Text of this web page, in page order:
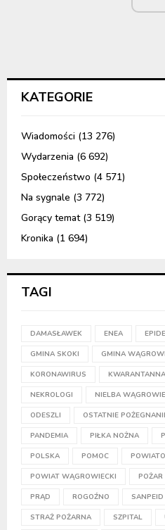
KATEGORIE
Wiadomości (13 276)
Wydarzenia (6 692)
Społeczeństwo (4 571)
Na sygnale (3 772)
Gorący temat(3 519)
Kronika (1 694)
TAGI
DAMASŁAWEK ENEA
GMINA SKOKI GMINA
KORONAWIRUS KWARANTANNA
NEKROLOGI NIELBA
ODESZLI OSTATNIE
PANDEMIA PIŁKA NOŻNA
POLSKA POMOC
POWIAT WĄGROWIECKI POŻAR
PRĄD ROGOŹNO SANPEID
STRAŻ POŻARNA SZPITAL